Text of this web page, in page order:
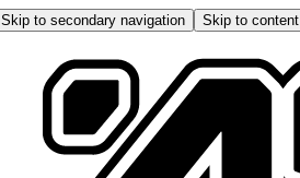
Skip to secondary navigation Skip to content